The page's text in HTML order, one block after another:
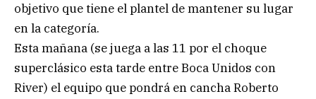
objetivo que tiene el plantel de mantener su lugar
en la categoría.
Esta mañana (se juega a las 11 por el choque
superclásico esta tarde entre Boca Unidos con
River) el equipo que pondrá en cancha Roberto